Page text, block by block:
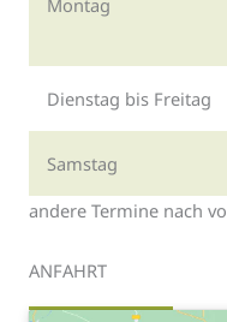
Montag
Dienstag bis Freitag
Samstag
andere Termine nach
ANFAHRT